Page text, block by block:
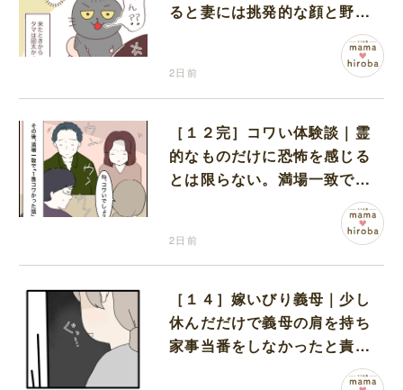
ると妻には挑発的な顔と野太
2日前
［１２完］コワい体験談｜霊
的なものだけに恐怖を感じる
とは限らない。満場一致でコ
ワいと認定された意外な体験
2日前
［１４］嫁いびり義母｜少し
休んだだけで義母の肩を持ち
家事当番をしなかったと責め